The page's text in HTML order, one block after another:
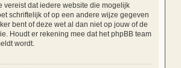
vereist dat iedere website die mogelijk
schriftelijk of op een andere wijze gegeven
bent of deze wet al dan niet op jouw of de
Houdt er rekening mee dat het phpBB team
wordt.